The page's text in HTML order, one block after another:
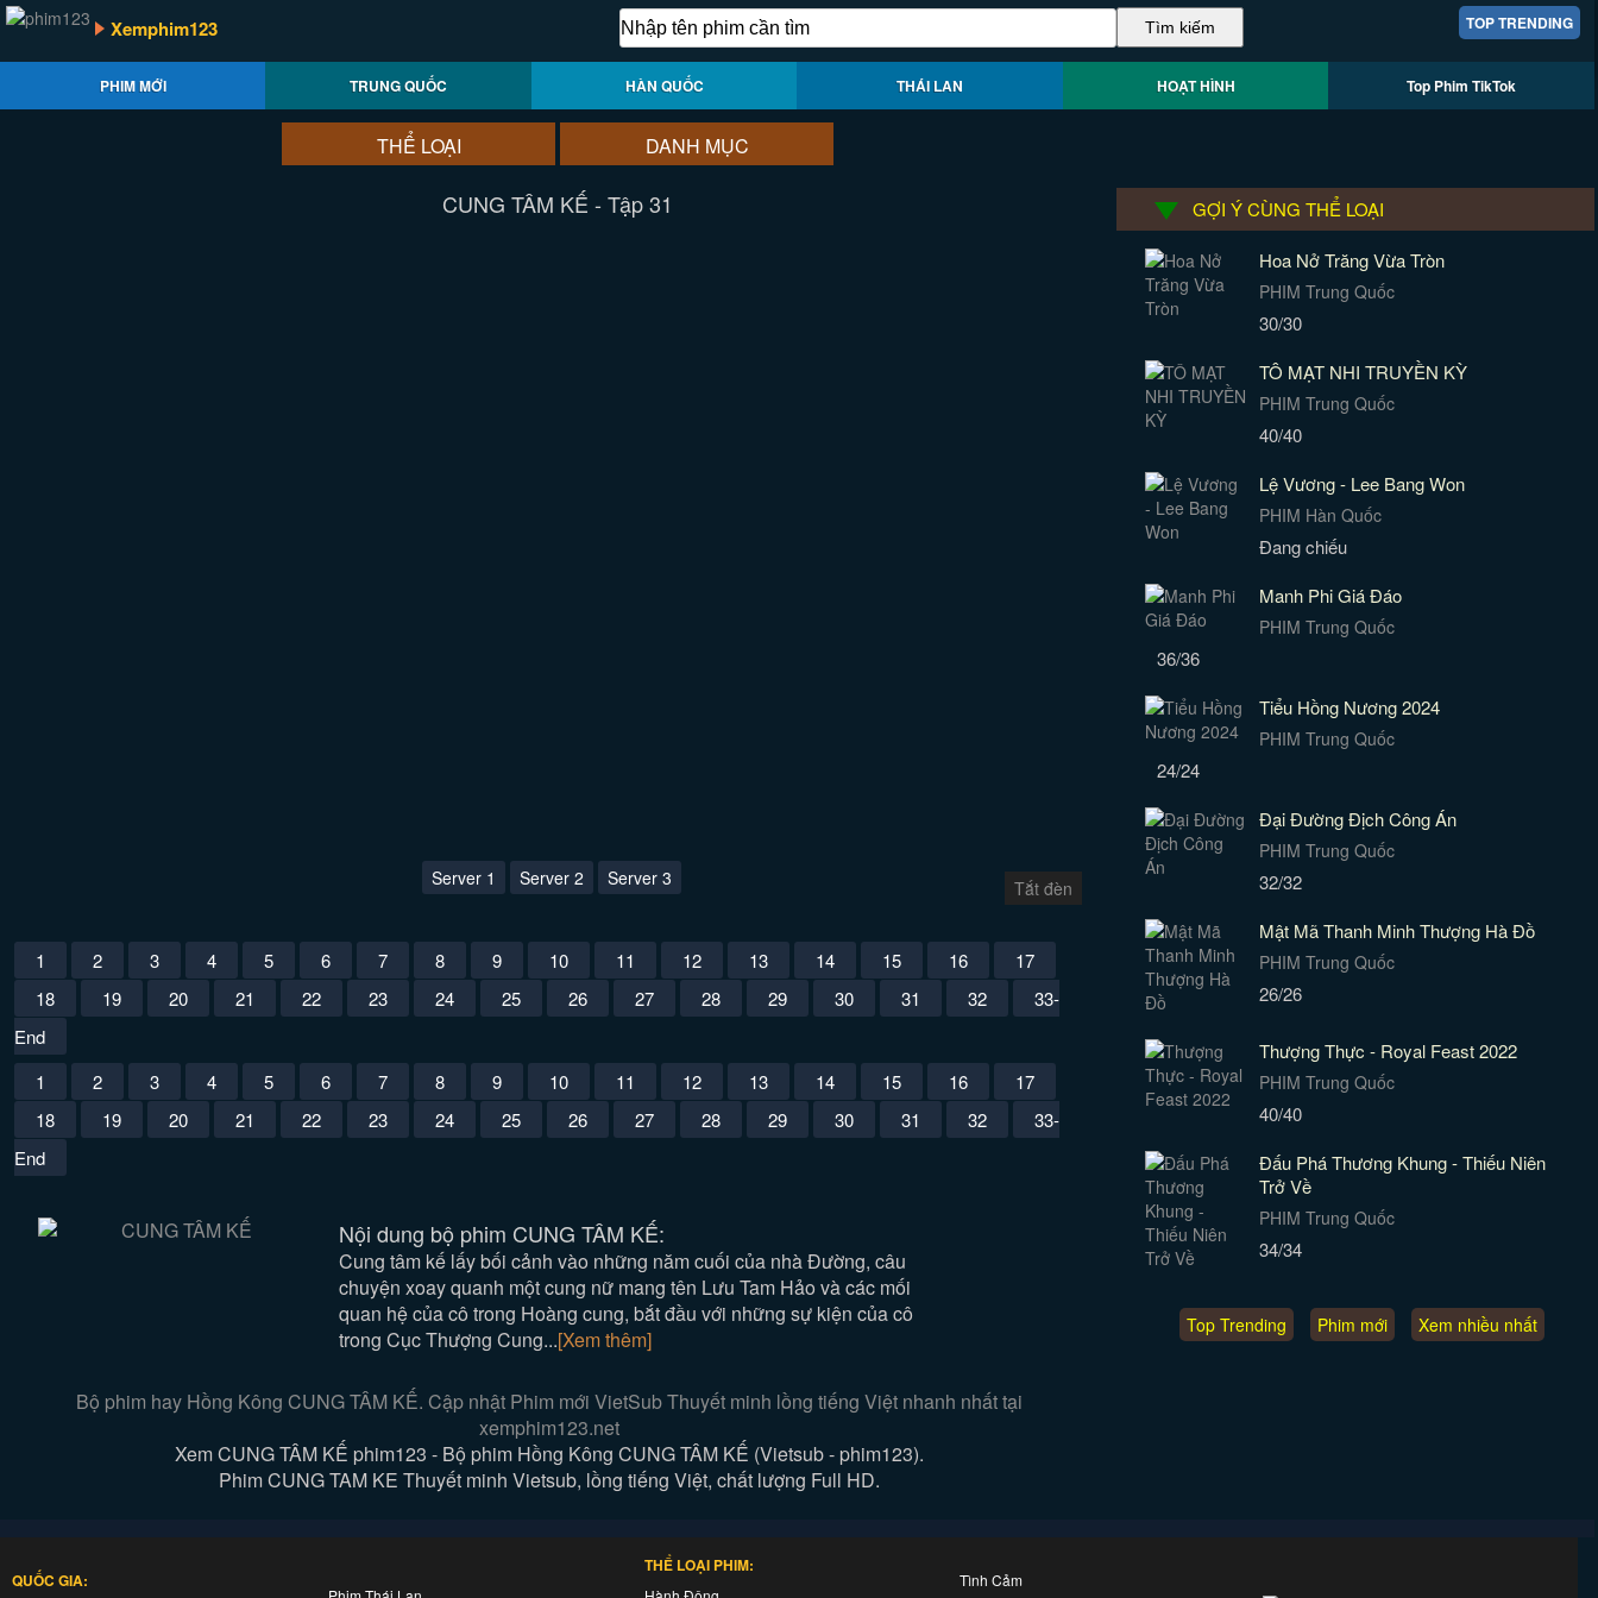
TOP TRENDING
Xemphim123
PHIM MỚI TRUNG QUỐC HÀN QUỐC THÁI LAN HOẠT HÌNH Top Phim TikTok
THỂ LOẠI DANH MỤC
CUNG TÂM KẾ - Tập 31
Server 1 Server 2 Server 3 Tắt đèn
1 2 3 4 5 6 7 8 9 10 11 12 13 14 15 16
17
18
19 20 21 22 23 24 25 26 27 28 29 30 31 32
33-
End
1
2 3 4 5 6 7 8 9 10 11 12 13 14 15 16
17
18
19 20 21 22 23 24 25 26 27 28 29 30 31 32
33-
End
Nội dung bộ phim CUNG TÂM KẾ:
Cung tâm kế lấy bối cảnh vào những năm cuối của nhà Đường, câu
chuyện xoay quanh một cung nữ mang tên Lưu Tam Hảo và các mối
quan hệ của cô trong Hoàng cung, bắt đầu với những sự kiện của cô
trong Cục Thượng Cung...[Xem thêm]
Bộ phim hay Hồng Kông CUNG TÂM KẾ. Cập nhật Phim mới VietSub Thuyết minh lồng tiếng Việt nhanh nhất tại
xemphim123.net
Xem CUNG TÂM KẾ phim123 - Bộ phim Hồng Kông CUNG TÂM KẾ (Vietsub - phim123).
Phim CUNG TAM KE Thuyết minh Vietsub, lồng tiếng Việt, chất lượng Full HD.
GỢI Ý CÙNG THỂ LOẠI
Hoa Nở Trăng Vừa Tròn
PHIM Trung Quốc
30/30
TÔ MẠT NHI TRUYỀN KỲ
PHIM Trung Quốc
40/40
Lệ Vương - Lee Bang Won
PHIM Hàn Quốc
Đang chiếu
Manh Phi Giá Đáo
PHIM Trung Quốc
36/36
Tiểu Hồng Nương 2024
PHIM Trung Quốc
24/24
Đại Đường Địch Công Án
PHIM Trung Quốc
32/32
Mật Mã Thanh Minh Thượng Hà Đồ
PHIM Trung Quốc
26/26
Thượng Thực - Royal Feast 2022
PHIM Trung Quốc
40/40
Đấu Phá Thương Khung - Thiếu Niên
Trở Về
PHIM Trung Quốc
34/34
Top Trending Phim mới Xem nhiều nhất
QUỐC GIA:
THỂ LOẠI PHIM:
Tình Cảm